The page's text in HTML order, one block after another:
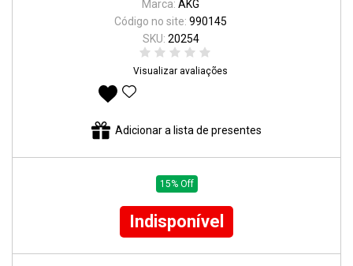
Marca: AKG
Código no site: 990145
SKU: 20254
Visualizar avaliações
Adicionar a lista de presentes
15% Off
Indisponível